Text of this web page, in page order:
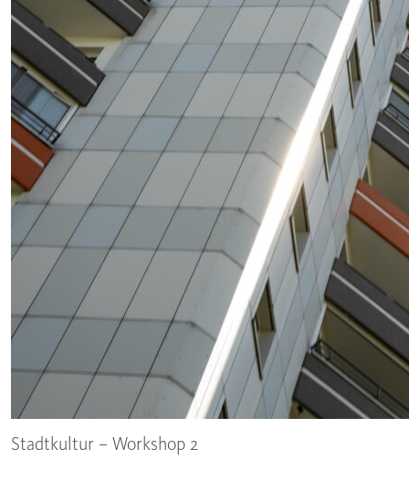
Stadtkultur – Workshop 2